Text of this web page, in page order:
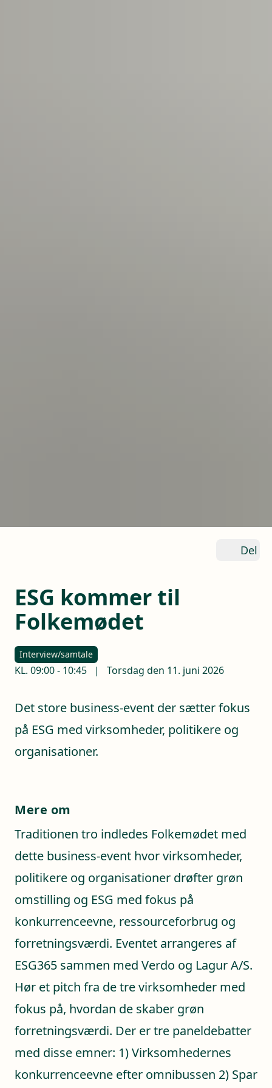
Del
ESG kommer til
Folkemødet
Interview/samtale
KL. 09:00- 10:45 | Torsdag den 11. juni 2026
Det store business-event der sætter fokus
på ESG med virksomheder, politikere og
organisationer.
Mere om
Traditionen tro indledes Folkemødet med
dette business-event hvor virksomheder,
politikere og organisationer drøfter grøn
omstilling og ESG med fokus på
konkurrenceevne, ressourceforbrug og
forretningsværdi. Eventet arrangeres af
ESG365 sammen med Verdo og Lagur A/S.
Hør et pitch fra de tre virksomheder med
fokus på, hvordan de skaber grøn
forretningsværdi. Der er tre paneldebatter
med disse emner: 1) Virksomhedernes
konkurrenceevne efter omnibussen 2) Spar